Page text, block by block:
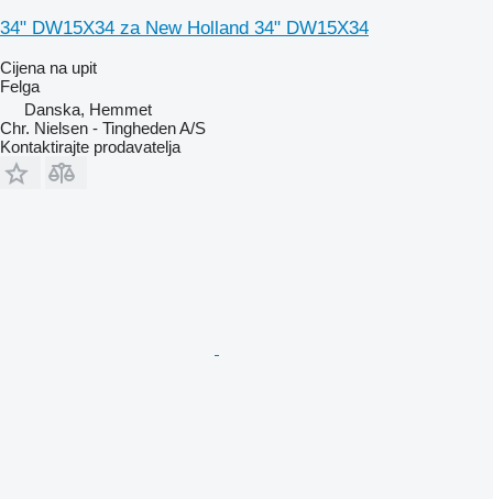
34" DW15X34 za New Holland 34" DW15X34
Cijena na upit
Felga
Danska, Hemmet
Chr. Nielsen - Tingheden A/S
Kontaktirajte prodavatelja